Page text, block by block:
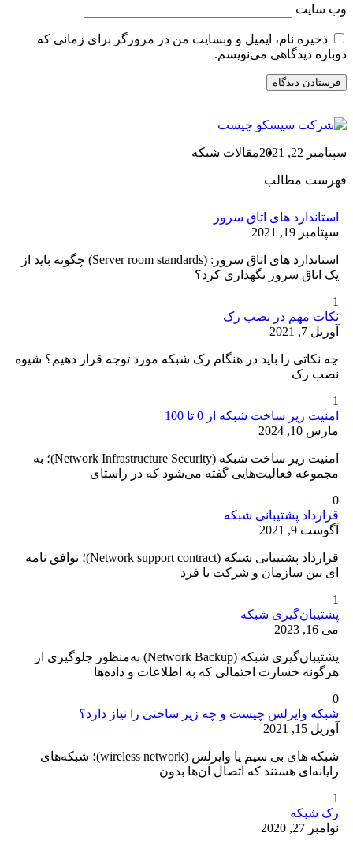
وب‌ سایت
ذخیره نام، ایمیل و وبسایت من در مرورگر برای زمانی که
دوباره دیدگاهی می‌نویسم.
سپتامبر 22, 2021 مقالات شبکه
فهرست مطالب
استاندارد های اتاق سرور
سپتامبر 19, 2021
استاندارد های اتاق سرور: (Server room standards) چگونه باید از
یک اتاق سرور نگهداری کرد؟
1
نکات مهم در نصب رک
آوریل 7, 2021
چه نکاتی را باید در هنگام رک شبکه مورد توجه قرار دهیم؟ شیوه
نصب رک
1
امنیت زیر ساخت شبکه از 0 تا 100
مارس 10, 2024
امنیت زیر ساخت شبکه (Network Infrastructure Security)؛ به
مجموعه فعالیت‌هایی گفته می‌شود که در راستای
0
قرارداد پشتیبانی شبکه
آگوست 9, 2021
قرارداد پشتیبانی شبکه (Network support contract)؛ توافق نامه
ای بین سازمان و شرکت یا فرد
1
پشتیبان‌گیری شبکه
می 16, 2023
پشتیبان‌گیری شبکه (Network Backup) به‌منظور جلوگیری از
هرگونه خسارت احتمالی که به اطلاعات و داده‌ها
0
شبکه وایرلس چیست و چه زیر ساختی را نیاز دارد؟
آوریل 15, 2021
شبکه های بی سیم یا وایرلس (wireless network)؛ شبکه‌های
رایانه‌ای هستند که اتصال آن‌ها بدون
1
رک شبکه
نوامبر 27, 2020